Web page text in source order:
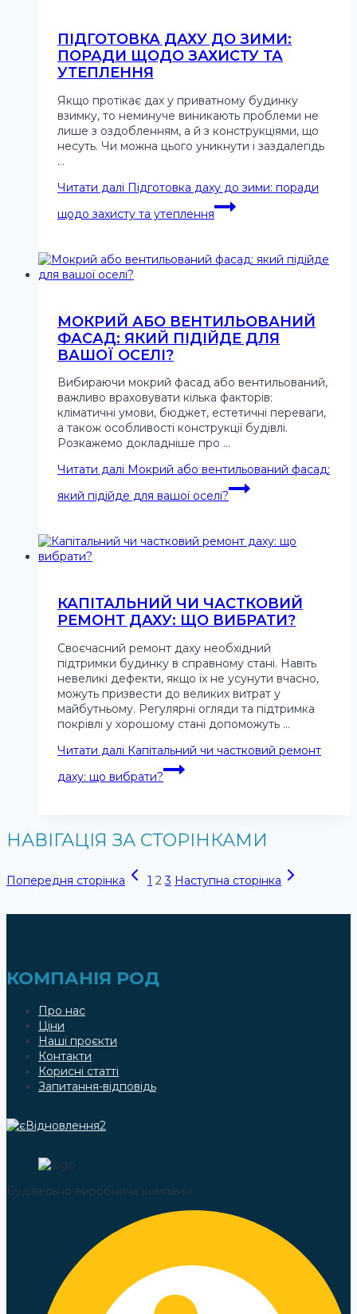
ПІДГОТОВКА ДАХУ ДО ЗИМИ:
ПОРАДИ ЩОДО ЗАХИСТУ ТА
УТЕПЛЕННЯ
Якщо протікає дах у приватному будинку
взимку, то неминуче виникають проблеми не
лише з оздобленням, а й з конструкціями, що
несуть. Чи можна цього уникнути і заздалегідь
…
Читати далі Підготовка даху до зими: поради
щодо захисту та утеплення
МОКРИЙ АБО ВЕНТИЛЬОВАНИЙ
ФАСАД: ЯКИЙ ПІДІЙДЕ ДЛЯ
ВАШОЇ ОСЕЛІ?
Вибираючи мокрий фасад або вентильований,
важливо враховувати кілька факторів:
кліматичні умови, бюджет, естетичні переваги,
а також особливості конструкції будівлі.
Розкажемо докладніше про …
Читати далі Мокрий або вентильований фасад:
який підійде для вашої оселі?
КАПІТАЛЬНИЙ ЧИ ЧАСТКОВИЙ
РЕМОНТ ДАХУ: ЩО ВИБРАТИ?
Своєчасний ремонт даху необхідний
підтримки будинку в справному стані. Навіть
невеликі дефекти, якщо їх не усунути вчасно,
можуть призвести до великих витрат у
майбутньому. Регулярні огляди та підтримка
покрівлі у хорошому стані допоможуть …
Читати далі Капітальний чи частковий ремонт
даху: що вибрати?
НАВІГАЦІЯ ЗА СТОРІНКАМИ
Попередня сторінка 1 2 3 Наступна сторінка
КОМПАНІЯ РОД
Про нас
Ціни
Наші проєкти
Контакти
Корисні статті
Запитання-відповідь
Будівельно-виробнича компанія